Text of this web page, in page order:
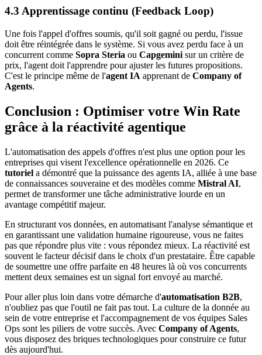
4.3 Apprentissage continu (Feedback Loop)
Une fois l'appel d'offres soumis, qu'il soit gagné ou perdu, l'issue
doit être réintégrée dans le système. Si vous avez perdu face à un
concurrent comme Sopra Steria ou Capgemini sur un critère de
prix, l'agent doit l'apprendre pour ajuster les futures propositions.
C'est le principe même de l'agent IA apprenant de Company of
Agents.
Conclusion : Optimiser votre Win Rate
grâce à la réactivité agentique
L'automatisation des appels d'offres n'est plus une option pour les
entreprises qui visent l'excellence opérationnelle en 2026. Ce
tutoriel a démontré que la puissance des agents IA, alliée à une base
de connaissances souveraine et des modèles comme Mistral AI,
permet de transformer une tâche administrative lourde en un
avantage compétitif majeur.
En structurant vos données, en automatisant l'analyse sémantique et
en garantissant une validation humaine rigoureuse, vous ne faites
pas que répondre plus vite : vous répondez mieux. La réactivité est
souvent le facteur décisif dans le choix d'un prestataire. Être capable
de soumettre une offre parfaite en 48 heures là où vos concurrents
mettent deux semaines est un signal fort envoyé au marché.
Pour aller plus loin dans votre démarche d'automatisation B2B,
n'oubliez pas que l'outil ne fait pas tout. La culture de la donnée au
sein de votre entreprise et l'accompagnement de vos équipes Sales
Ops sont les piliers de votre succès. Avec Company of Agents,
vous disposez des briques technologiques pour construire ce futur
dès aujourd'hui.